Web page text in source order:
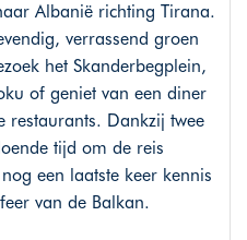
Albanië richting Tirana.
verrassend groen
het Skanderbegplein,
of geniet van een diner
restaurants. Dankzij twee
tijd om de reis
een laatste keer kennis
van de Balkan.